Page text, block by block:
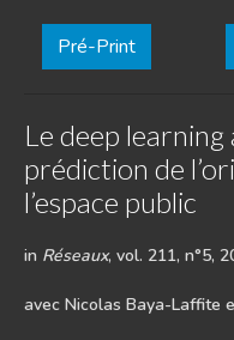
Pré-Print
Le deep learning
prédiction de
l’espace public
in Réseaux, vol. 211, n°5,
avec Nicolas Baya-Laffite